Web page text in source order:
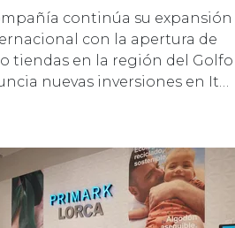
continúa su expansión
con la apertura de
tiendas en la región del Golfo
nuevas inversiones en It…